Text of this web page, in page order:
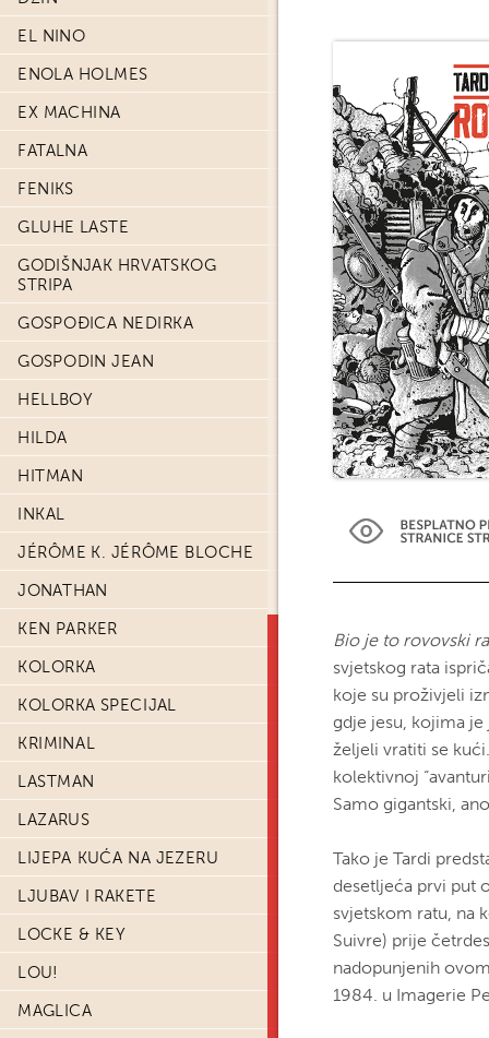
EL NINO
ENOLA HOLMES
EX MACHINA
FATALNA
FENIKS
GLUHE LASTE
GODIŠNJAK HRVATSKOG
STRIPA
GOSPOĐICA NEDIRKA
GOSPODIN JEAN
HELLBOY
HILDA
HITMAN
INKAL
JÉRÔME K. JÉRÔME BLOCHE
JONATHAN
KEN PARKER
KOLORKA
KOLORKA SPECIJAL
KRIMINAL
LASTMAN
LAZARUS
LIJEPA KUĆA NA JEZERU
LJUBAV I RAKETE
LOCKE & KEY
LOU!
MAGLICA
Bio je to rovovski
svjetskog rata
koje su proživjeli
gdje jesu, kojima je
željeli vratiti se
kolektivnoj
Samo gigantski,
Tako je Tardi
desetljeća prvi put
svjetskom ratu, na
Suivre) prije
nadopunjenih
1984. u Imagerie